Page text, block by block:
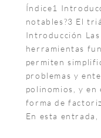
Índice1
notables?3 El
Introducción
herramientas
permiten
problemas y
polinomios, y en
forma de
En esta entrada,